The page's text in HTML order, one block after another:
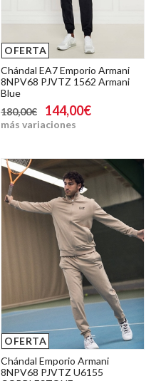
OFERTA
Chándal EA7 Emporio Armani
8NPV68 PJVTZ 1562 Armani
Blue
180,00€
144,00€
más variaciones
OFERTA
Chándal Emporio Armani
8NPV68 PJVTZ U6155